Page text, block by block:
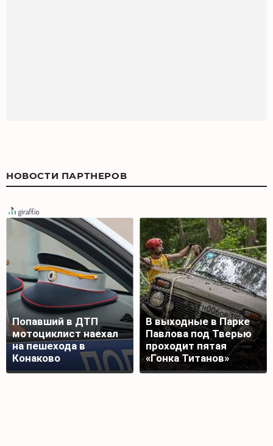
НОВОСТИ ПАРТНЕРОВ
Попавший в ДТП
мотоциклист наехал
на пешехода в
Конаково
В выходные в Парке
Павлова под Тверью
проходит пятая
«Гонка Титанов»